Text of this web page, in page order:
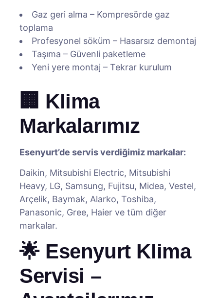
Gaz geri alma – Kompresörde gaz
toplama
Profesyonel söküm – Hasarsız demontaj
Taşıma – Güvenli paketleme
Yeni yere montaj – Tekrar kurulum
🏢 Klima
Markalarımız
Esenyurt’de servis verdiğimiz markalar:
Daikin, Mitsubishi Electric, Mitsubishi
Heavy, LG, Samsung, Fujitsu, Midea, Vestel,
Arçelik, Baymak, Alarko, Toshiba,
Panasonic, Gree, Haier ve tüm diğer
markalar.
🌟 Esenyurt Klima
Servisi –